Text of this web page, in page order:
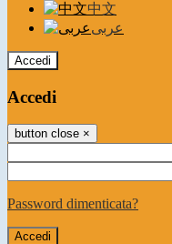
中文
عربى
Accedi
Accedi
button close ×
Password dimenticata?